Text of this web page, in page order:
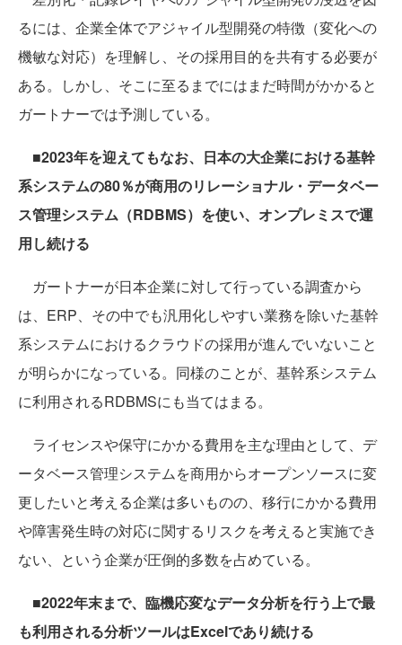
るには、企業全体でアジャイル型開発の特徴（変化への
機敏な対応）を理解し、その採用目的を共有する必要が
ある。しかし、そこに至るまでにはまだ時間がかかると
ガートナーでは予測している。
■2023年を迎えてもなお、日本の大企業における基幹
系システムの80％が商用のリレーショナル・データベー
ス管理システム（RDBMS）を使い、オンプレミスで運
用し続ける
ガートナーが日本企業に対して行っている調査から
は、ERP、その中でも汎用化しやすい業務を除いた基幹
系システムにおけるクラウドの採用が進んでいないこと
が明らかになっている。同様のことが、基幹系システム
に利用されるRDBMSにも当てはまる。
ライセンスや保守にかかる費用を主な理由として、デ
ータベース管理システムを商用からオープンソースに変
更したいと考える企業は多いものの、移行にかかる費用
や障害発生時の対応に関するリスクを考えると実施でき
ない、という企業が圧倒的多数を占めている。
■2022年末まで、臨機応変なデータ分析を行う上で最
も利用される分析ツールはExcelであり続ける